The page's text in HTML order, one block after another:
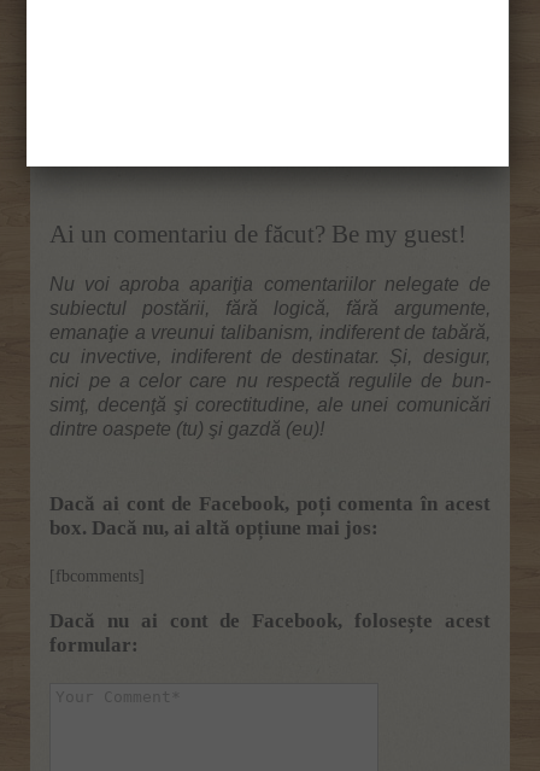
Ai un comentariu de făcut? Be my guest!
Nu voi aproba apariţia comentariilor nelegate de
subiectul postării, fără logică, fără argumente,
emanaţie a vreunui talibanism, indiferent de tabără,
cu invective, indiferent de destinatar. Și, desigur,
nici pe a celor care nu respectă regulile de bun-
simţ, decenţă şi corectitudine, ale unei comunicări
dintre oaspete (tu) şi gazdă (eu)!
Dacă ai cont de Facebook, poți comenta în acest
box. Dacă nu, ai altă opțiune mai jos:
[fbcomments]
Dacă nu ai cont de Facebook, folosește acest
formular: